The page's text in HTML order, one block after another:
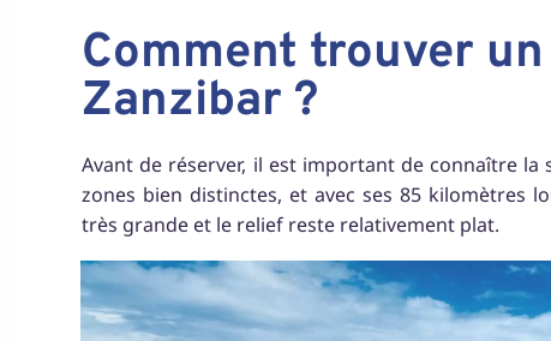
Comment trouver
Zanzibar ?
Avant de réserver, il est important de connaître la
zones bien distinctes, et avec ses 85 kilomètres
très grande et le relief reste relativement plat.